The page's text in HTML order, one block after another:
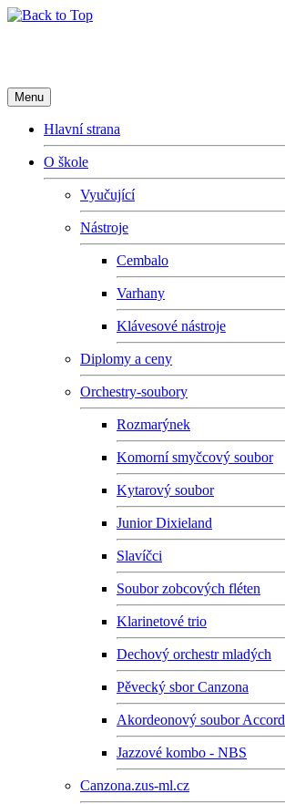
Menu
Hlavní strana
O škole
Vyučující
Nástroje
Cembalo
Varhany
Klávesové nástroje
Diplomy a ceny
Orchestry-soubory
Rozmarýnek
Komorní smyčcový soubor
Kytarový soubor
Junior Dixieland
Slavíčci
Soubor zobcových fléten
Klarinetové trio
Dechový orchestr mladých
Pěvecký sbor Canzona
Akordeonový soubor Accord
Jazzové kombo - NBS
Canzona.zus-ml.cz